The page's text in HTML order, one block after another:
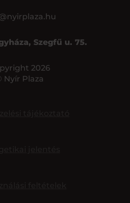
Szegfű u. 75.
2026
Nyír Plaza